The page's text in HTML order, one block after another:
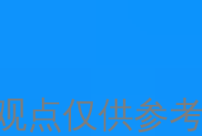
点仅供参